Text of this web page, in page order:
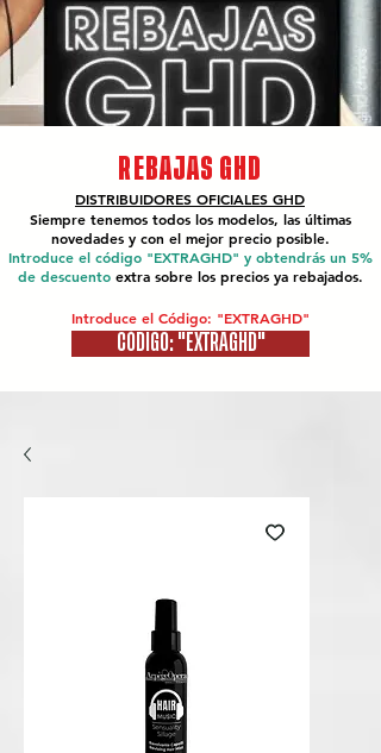
REBAJAS GHD
DISTRIBUIDORES OFICIALES GHD
Siempre tenemos todos los modelos, las últimas
novedades y con el mejor precio posible.
Introduce el código "EXTRAGHD" y obtendrás un 5%
de descuento extra sobre los precios ya rebajados.
Introduce el Código: "EXTRAGHD"
CÓDIGO: "EXTRAGHD"